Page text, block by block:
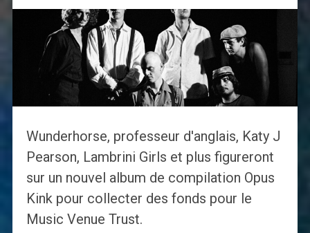
Wunderhorse, professeur d'anglais, Katy J
Pearson, Lambrini Girls et plus figureront
sur un nouvel album de compilation Opus
Kink pour collecter des fonds pour le
Music Venue Trust.